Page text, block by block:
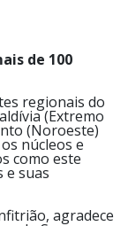
de 100
regionais do
(Extremo
(Noroeste)
núcleos e
como este
e suas
agradece